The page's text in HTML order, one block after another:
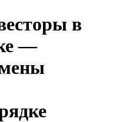
в
—